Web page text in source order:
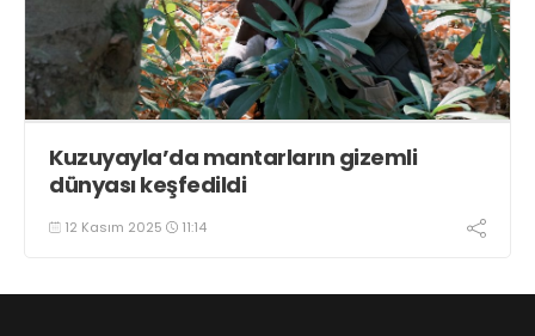
Kuzuyayla’da mantarların gizemli
dünyası keşfedildi
12 Kasım 2025 11:14